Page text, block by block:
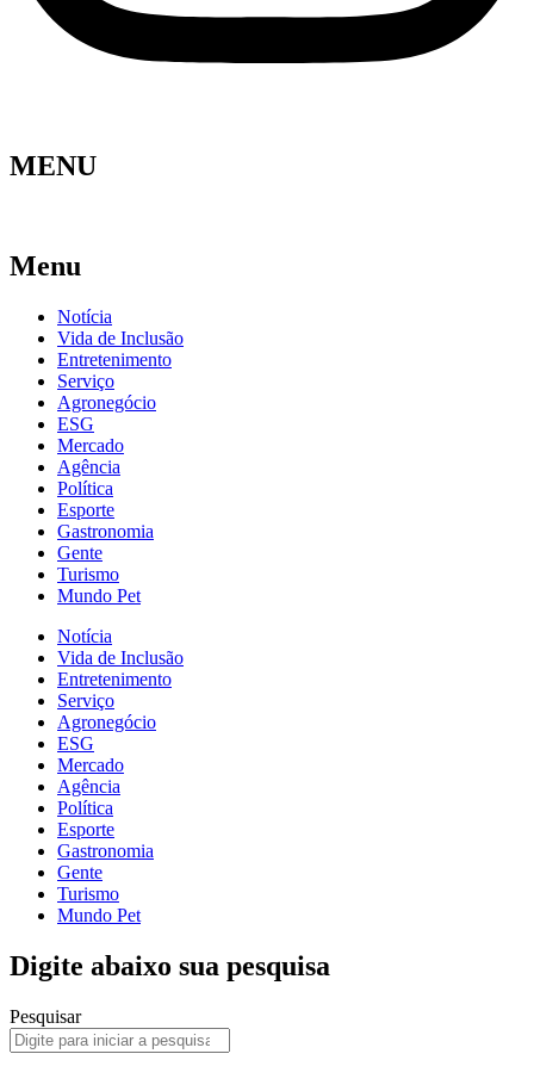
MENU
Menu
Notícia
Vida de Inclusão
Entretenimento
Serviço
Agronegócio
ESG
Mercado
Agência
Política
Esporte
Gastronomia
Gente
Turismo
Mundo Pet
Notícia
Vida de Inclusão
Entretenimento
Serviço
Agronegócio
ESG
Mercado
Agência
Política
Esporte
Gastronomia
Gente
Turismo
Mundo Pet
Digite abaixo sua pesquisa
Pesquisar